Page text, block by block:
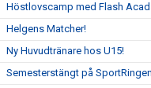
Höstlovscamp med Flash
Helgens Matcher!
Ny Huvudtränare hos U15!
Semesterstängt på SportRingen